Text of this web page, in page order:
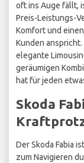
oft ins Auge fällt,
Preis-Leistungs-
Komfort und
Kunden
elegante
geräumigen
hat für jeden
Skoda
Der Skoda Fabia
zum Navigieren